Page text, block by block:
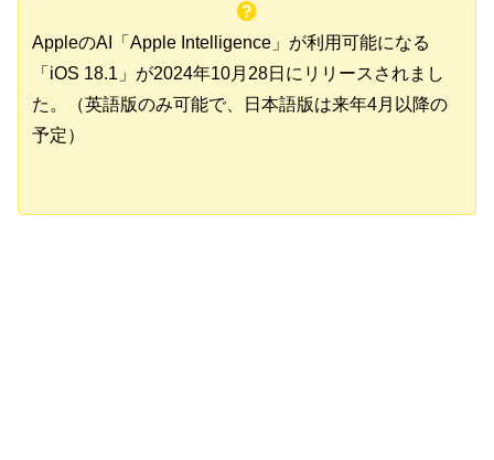
AppleのAI「Apple Intelligence」が利用可能になる
「iOS 18.1」が2024年10月28日にリリースされまし
た。（英語版のみ可能で、日本語版は来年4月以降の
予定）